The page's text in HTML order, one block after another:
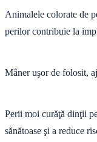
Animalele colorate de
perilor contribuie la
Mâner uşor de folosit,
Perii moi curăţă dinţii
sănătoase şi a reduce